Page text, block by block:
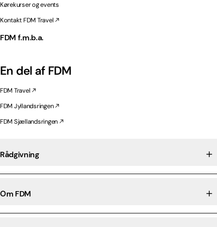
Kørekurser og events
Kontakt FDM Travel
FDM f.m.b.a.
En del af FDM
FDM Travel
FDM Jyllandsringen
FDM Sjællandsringen
Rådgivning
Om FDM